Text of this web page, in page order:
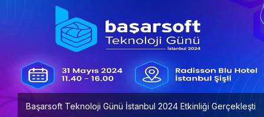
Başarsoft Teknoloji Günü İstanbul 2024 Etkinliği Gerçekleşti